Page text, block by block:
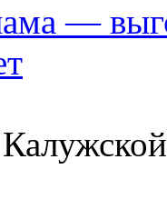
—